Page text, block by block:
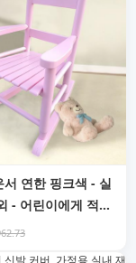
서 연한 핑크색 - 실
- 어린이에게 적합